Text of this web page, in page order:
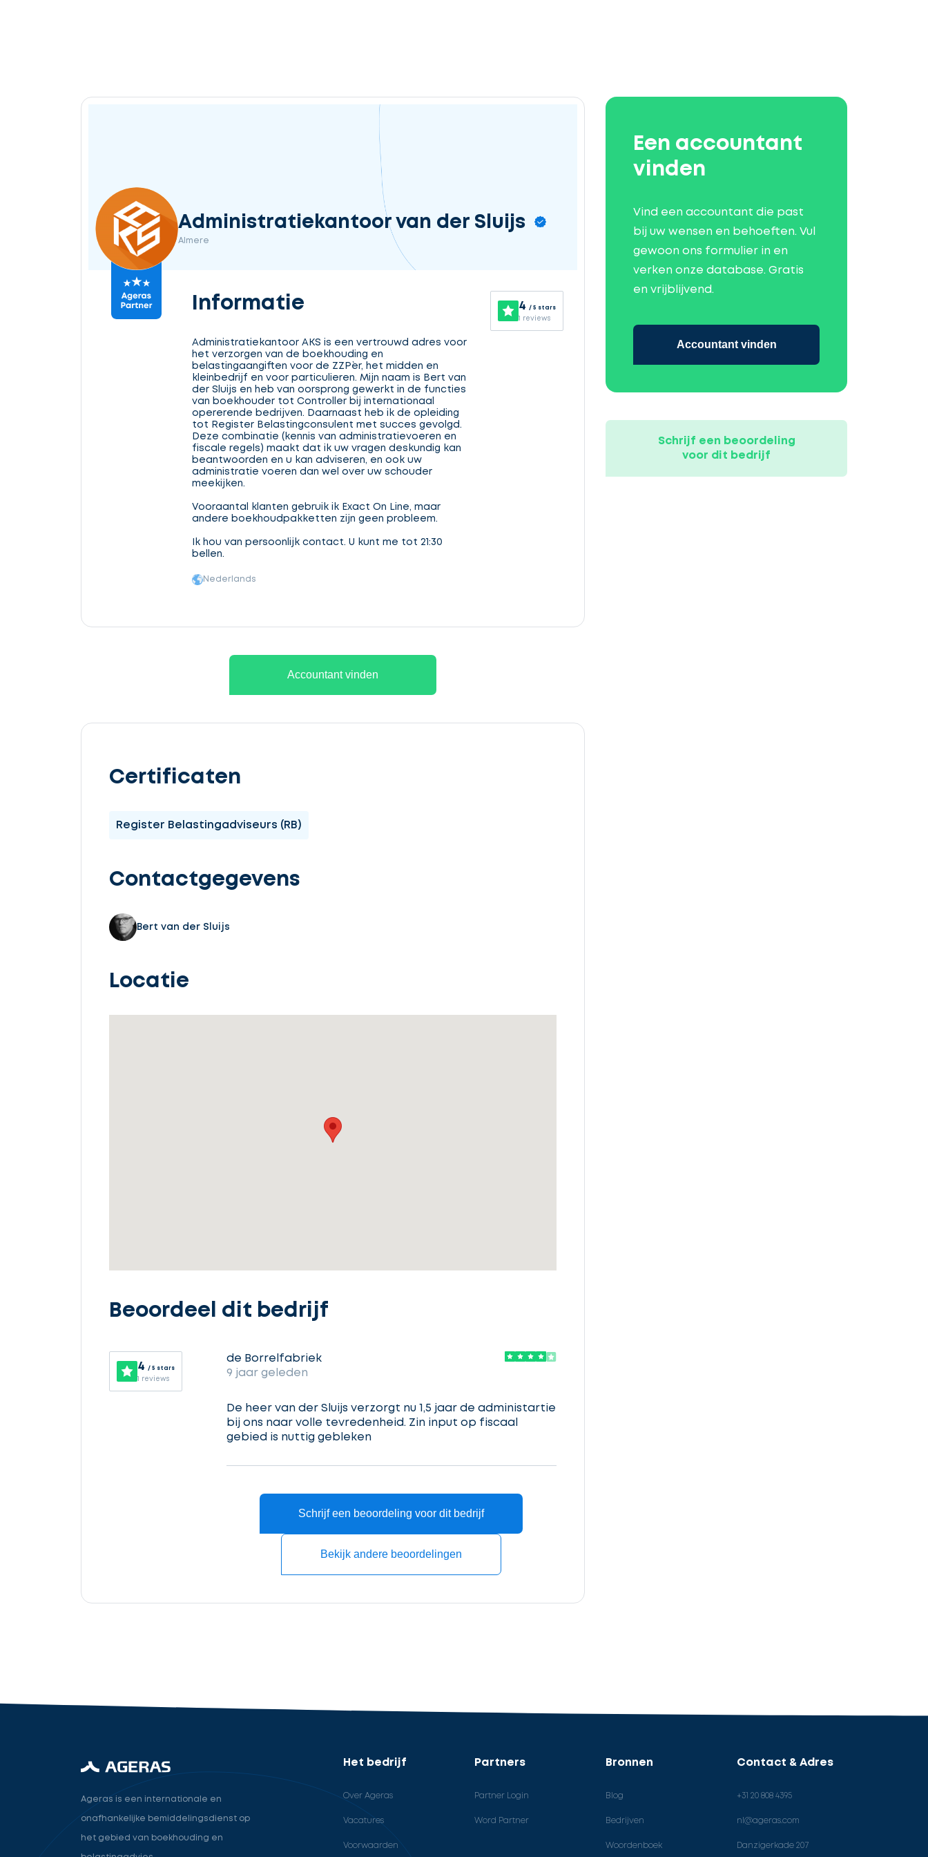
Administratiekantoor van der Sluijs
Almere
4 / 5 stars
1 reviews
Informatie
Administratiekantoor AKS is een vertrouwd adres voor
het verzorgen van de boekhouding en
belastingaangiften voor de ZZP`er, het midden en
kleinbedrijf en voor particulieren. Mijn naam is Bert van
der Sluijs en heb van oorsprong gewerkt in de functies
van boekhouder tot Controller bij internationaal
opererende bedrijven. Daarnaast heb ik de opleiding
tot Register Belastingconsulent met succes gevolgd.
Deze combinatie (kennis van administratievoeren en
fiscale regels) maakt dat ik uw vragen deskundig kan
beantwoorden en u kan adviseren, en ook uw
administratie voeren dan wel over uw schouder
meekijken.
Vooraantal klanten gebruik ik Exact On Line, maar
andere boekhoudpakketten zijn geen probleem.
Ik hou van persoonlijk contact. U kunt me tot 21:30
bellen.
Nederlands
Accountant vinden
Certificaten
Register Belastingadviseurs (RB)
Contactgegevens
Bert van der Sluijs
Locatie
Beoordeel dit bedrijf
4 / 5 stars
1 reviews
de Borrelfabriek
9 jaar geleden
De heer van der Sluijs verzorgt nu 1,5 jaar de administartie
bij ons naar volle tevredenheid. Zin input op fiscaal
gebied is nuttig gebleken
Schrijf een beoordeling voor dit bedrijf
Bekijk andere beoordelingen
Een accountant
vinden
Vind een accountant die past
bij uw wensen en behoeften. Vul
gewoon ons formulier in en
verken onze database. Gratis
en vrijblijvend.
Accountant vinden
Schrijf een beoordeling
voor dit bedrijf
Ageras is een internationale en
onafhankelijke bemiddelingsdienst op
het gebied van boekhouding en
Het bedrijf
Over Ageras
Vacatures
Voorwaarden
Partners
Partner Login
Word Partner
Bronnen
Blog
Bedrijven
Woordenboek
Contact & Adres
+31 20 808 4395
nl@ageras.com
Danzigerkade 207